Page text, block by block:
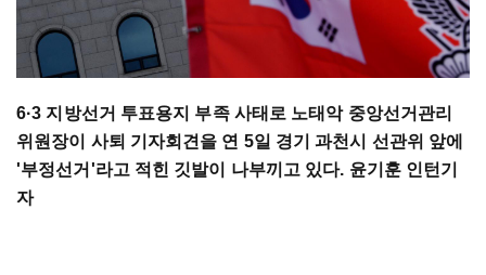
6·3 지방선거 투표용지 부족 사태로 노태악 중앙선거관리
위원장이 사퇴 기자회견을 연 5일 경기 과천시 선관위 앞에
'부정선거'라고 적힌 깃발이 나부끼고 있다. 윤기훈 인턴기
자